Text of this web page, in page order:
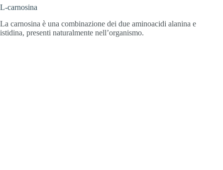
L-carnosina
La carnosina è una combinazione dei due aminoacidi alanina e
istidina, presenti naturalmente nell’organismo.